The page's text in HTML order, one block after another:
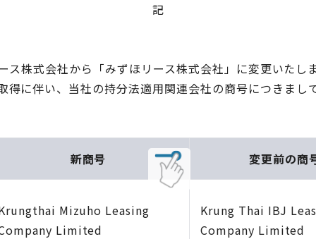
記
株式会社から「みずほリース株式会社」に変更いたし
に伴い、当社の持分法適用関連会社の商号につきまし
新商号 変更前の商
Mizuho Leasing
Limited
Krung Thai IBJ
Company Limited